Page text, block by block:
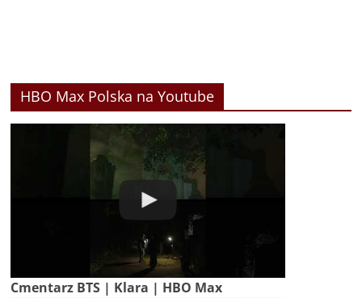
HBO Max Polska na Youtube
Cmentarz BTS | Klara | HBO Max